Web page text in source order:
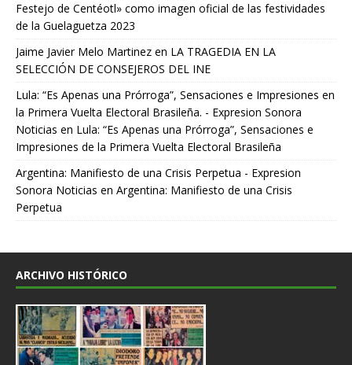
Festejo de Centéotl» como imagen oficial de las festividades
de la Guelaguetza 2023
Jaime Javier Melo Martinez en LA TRAGEDIA EN LA
SELECCIÓN DE CONSEJEROS DEL INE
Lula: “Es Apenas una Prórroga”, Sensaciones e Impresiones en
la Primera Vuelta Electoral Brasileña. - Expresion Sonora
Noticias en Lula: “Es Apenas una Prórroga”, Sensaciones e
Impresiones de la Primera Vuelta Electoral Brasileña
Argentina: Manifiesto de una Crisis Perpetua - Expresion
Sonora Noticias en Argentina: Manifiesto de una Crisis
Perpetua
ARCHIVO HISTÓRICO